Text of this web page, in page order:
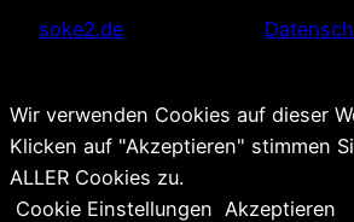
soke2.de
Wir verwenden Cookies auf dieser
Klicken auf "Akzeptieren" stimmen
ALLER Cookies zu.
Cookie Einstellungen Akzeptieren